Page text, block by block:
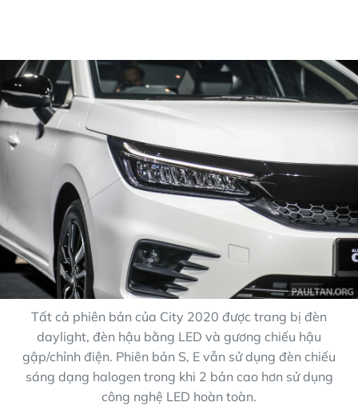
Tất cả phiên bản của City 2020 được trang bị đèn
daylight, đèn hậu bằng LED và gương chiếu hậu
gập/chỉnh điện. Phiên bản S, E vẫn sử dụng đèn chiếu
sáng dạng halogen trong khi 2 bản cao hơn sử dụng
công nghệ LED hoàn toàn.